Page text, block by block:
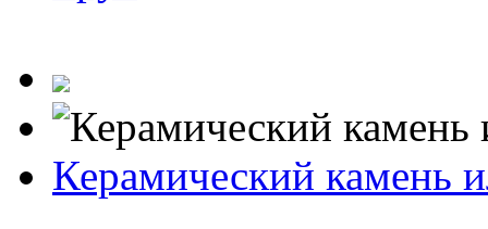
Керамический камень